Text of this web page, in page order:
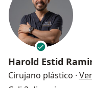
Harold Estid
Cirujano plástico ·